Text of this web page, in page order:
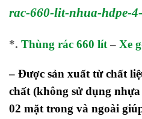
rac-660-lit-nhua-hdpe-
*. Thùng rác 660 lít – Xe
– Được sản xuất từ chất
chất (không sử dụng
02 mặt trong và ngoài